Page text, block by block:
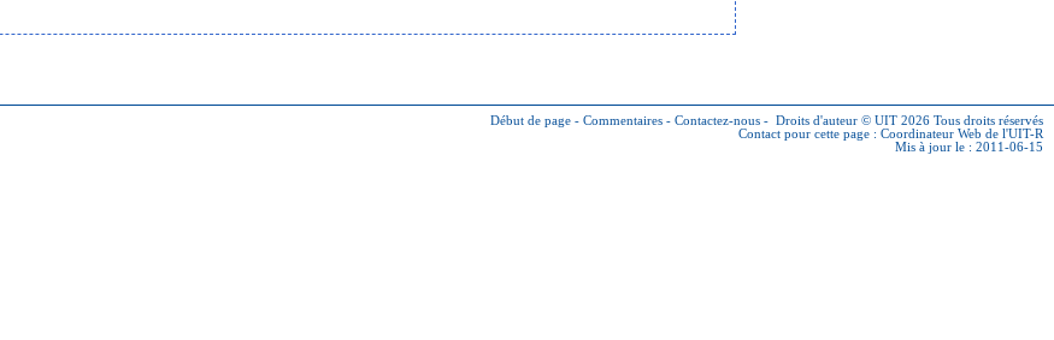
Début de page - Commentaires - Contactez-nous - Droits d'auteur © UIT 2026 Tous droits réservés
Contact pour cette page : Coordinateur Web de l'UIT-R
Mis à jour le : 2011-06-15